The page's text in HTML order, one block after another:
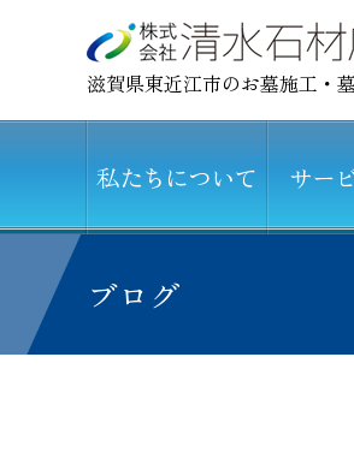
滋賀県東近江市のお墓施工・
私たちについて サー
ブログ